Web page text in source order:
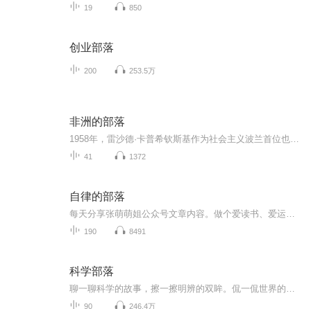
19 850
创业部落
200 253.5万
非洲的部落
41 1372
自律的部落
190 8491
科学部落
90 246.4万